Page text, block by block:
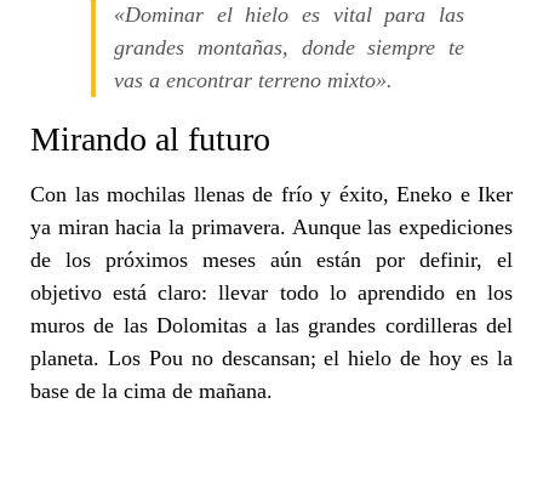
«Dominar el hielo es vital para las
grandes montañas, donde siempre te
vas a encontrar terreno mixto».
Mirando al futuro
Con las mochilas llenas de frío y éxito, Eneko e Iker
ya miran hacia la primavera. Aunque las expediciones
de los próximos meses aún están por definir, el
objetivo está claro: llevar todo lo aprendido en los
muros de las Dolomitas a las grandes cordilleras del
planeta. Los Pou no descansan; el hielo de hoy es la
base de la cima de mañana.